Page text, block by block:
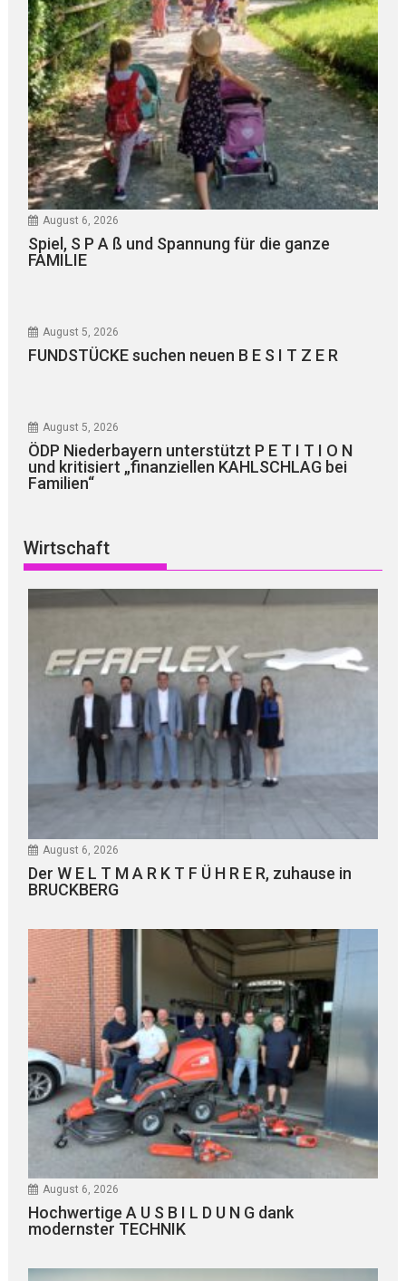
August 6, 2026
Spiel, S P A ß und Spannung für die ganze
FAMILIE
August 5, 2026
FUNDSTÜCKE suchen neuen B E S I T Z E R
August 5, 2026
ÖDP Niederbayern unterstützt P E T I T I O N
und kritisiert „finanziellen KAHLSCHLAG bei
Familien“
Wirtschaft
August 6, 2026
Der W E L T M A R K T F Ü H R E R, zuhause in
BRUCKBERG
August 6, 2026
Hochwertige A U S B I L D U N G dank
modernster TECHNIK